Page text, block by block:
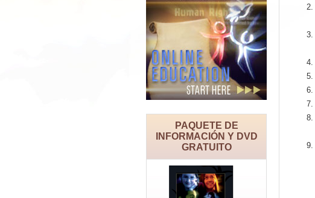
PAQUETE DE
INFORMACIÓN Y DVD
GRATUITO